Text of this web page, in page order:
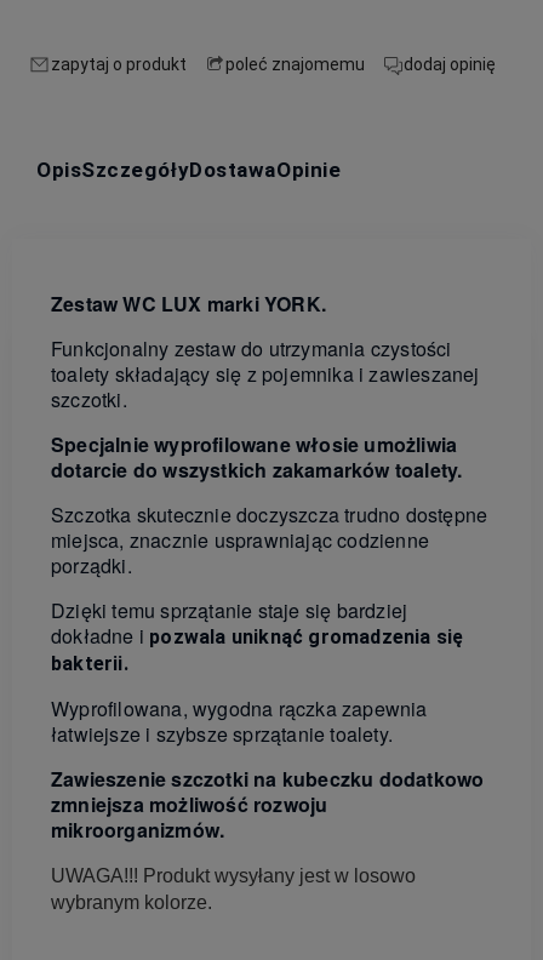
zapytaj o produkt poleć znajomemu dodaj opinię
OpisSzczegółyDostawaOpinie
Zestaw WC LUX marki YORK.
Funkcjonalny zestaw do utrzymania czystości
toalety składający się z pojemnika i zawieszanej
szczotki.
Specjalnie wyprofilowane włosie umożliwia
dotarcie do wszystkich zakamarków toalety.
Szczotka skutecznie doczyszcza trudno dostępne
miejsca, znacznie usprawniając codzienne
porządki.
Dzięki temu sprzątanie staje się bardziej
dokładne i pozwala uniknąć gromadzenia się
bakterii.
Wyprofilowana, wygodna rączka zapewnia
łatwiejsze i szybsze sprzątanie toalety.
Zawieszenie szczotki na kubeczku dodatkowo
zmniejsza możliwość rozwoju
mikroorganizmów.
UWAGA!!! Produkt wysyłany jest w losowo
wybranym kolorze.